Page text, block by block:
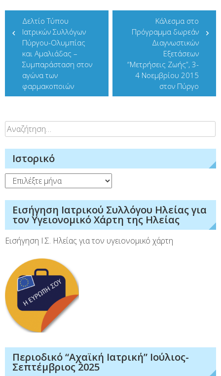
Πλοήγηση
άρθρων
Δελτίο Τύπου
Ιατρικών Συλλόγων
Πύργου-Ολυμπίας
και Αμαλιάδας –
Συμπαράσταση στον
αγώνα των
φαρμακοποιών
Κάλεσμα στο
Πρόγραμμα δωρεάν
Διαγνωστικών
Εξετάσεων
“Μετρήσεις Ζωής”, 3-
4 Νοεμβρίου 2015
στον Πύργο
Αναζήτηση
για:
Ιστορικό
Ιστορικό
Εισήγηση Ιατρικού Συλλόγου Ηλείας για
τον Υγειονομικό Χάρτη της Ηλείας
Εισήγηση Ι.Σ. Ηλείας για τον υγειονομικό χάρτη
Περιοδικό “Αχαϊκή Ιατρική” Ιούλιος-
Σεπτέμβριος 2025